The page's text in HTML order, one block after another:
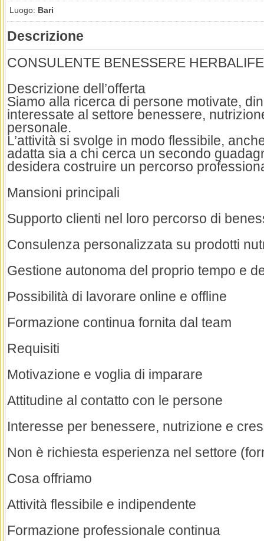
Luogo: Bari
Descrizione
CONSULENTE BENESSERE
Descrizione dell’offerta
Siamo alla ricerca di persone motivate,
interessate al settore benessere,
personale.
L’attività si svolge in modo flessibile,
adatta sia a chi cerca un secondo
desidera costruire un percorso
Mansioni principali
Supporto clienti nel loro percorso di
Consulenza personalizzata su prodotti
Gestione autonoma del proprio tempo e
Possibilità di lavorare online e offline
Formazione continua fornita dal team
Requisiti
Motivazione e voglia di imparare
Attitudine al contatto con le persone
Interesse per benessere, nutrizione e
Non è richiesta esperienza nel settore
Cosa offriamo
Attività flessibile e indipendente
Formazione professionale continua